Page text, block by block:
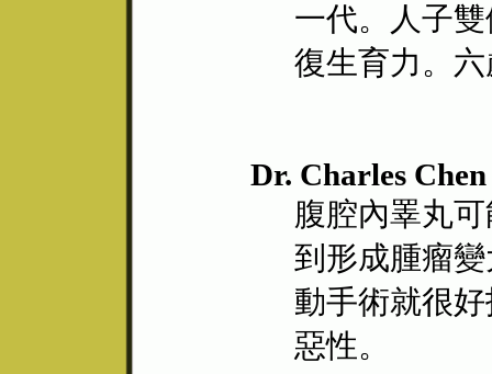
一代。人子
復生育力。
Dr. Charles
腹腔內睪丸
到形成腫瘤
動手術就很
惡性。